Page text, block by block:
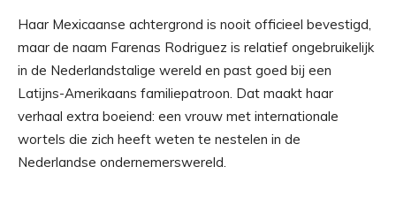
Haar Mexicaanse achtergrond is nooit officieel bevestigd,
maar de naam Farenas Rodriguez is relatief ongebruikelijk
in de Nederlandstalige wereld en past goed bij een
Latijns-Amerikaans familiepatroon. Dat maakt haar
verhaal extra boeiend: een vrouw met internationale
wortels die zich heeft weten te nestelen in de
Nederlandse ondernemerswereld.